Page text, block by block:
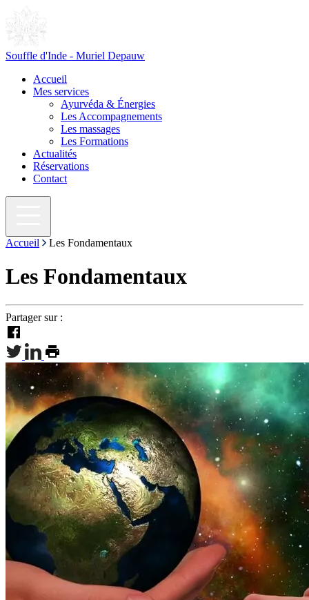
Souffle d'Inde - Muriel Depauw
Accueil
Mes services
Ayurvéda & Énergies
Les Accompagnements
Les massages
Les Formations
Actualités
Réservations
Contact
Accueil Les Fondamentaux
Les Fondamentaux
Partager sur :